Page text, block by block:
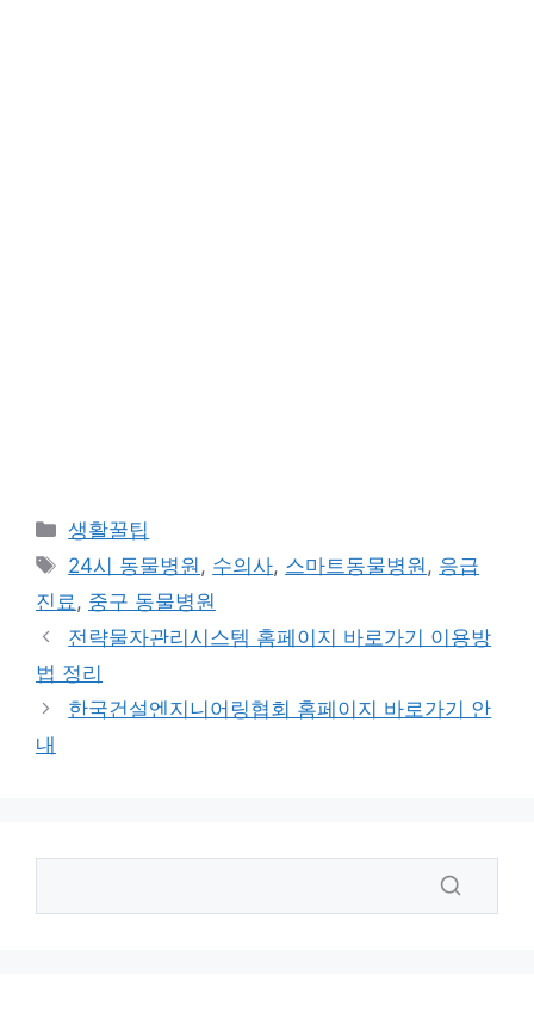
카
테
리
생활꿀팁
태
그
24시 동물병원 , 수의사, 스마트동물병원 , 응급
진료 , 중구 동물병원
전략물자관리시스템 홈페이지 바로가기 이용방
법 정리
한국건설엔지니어링협회 홈페이지 바로가기 안
내